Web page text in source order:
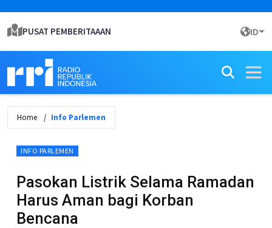
PUSAT PEMBERITAAAN ID
Home Info Parlemen
INFO PARLEMEN
Pasokan Listrik Selama Ramadan
Harus Aman bagi Korban
Bencana